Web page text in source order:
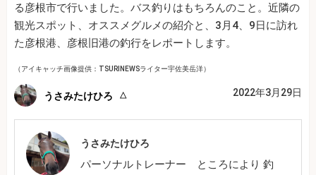
る彦根市で行いました。バス釣りはもちろんのこと。近隣の
観光スポット、オススメグルメの紹介と、3月4、9日に訪れ
た彦根港、彦根旧港の釣行をレポートします。
（アイキャッチ画像提供：TSURINEWSライター宇佐美岳洋）
うさみたけひろ 2022年3月29日
うさみたけひろ
パーソナルトレーナー ところにより 釣